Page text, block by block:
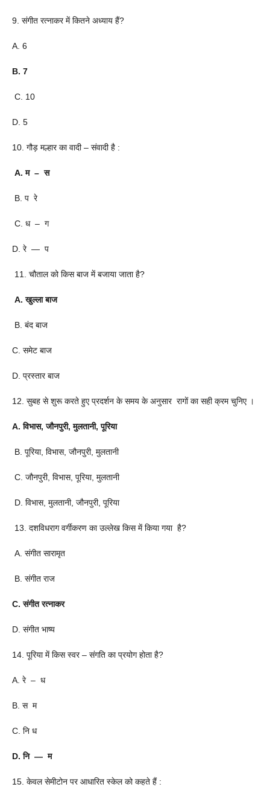
9. संगीत रत्नाकर में कितने अध्याय हैं?
A. 6
B. 7
C. 10
D. 5
10. गौड़ मल्हार का वादी – संवादी है :
A. म – स
B. प रे
C. ध – ग
D. रे ― प
11. चौताल को किस बाज में बजाया जाता है?
A. खुल्ला बाज
B. बंद बाज
C. समेट बाज
D. प्रस्तार बाज
12. सुबह से शुरू करते हुए प्रदर्शन के समय के अनुसार रागों का सही क्रम चुनिए ।
A. विभास, जौनपुरी, मुलतानी, पूरिया
B. पूरिया, विभास, जौनपुरी, मुलतानी
C. जौनपुरी, विभास, पूरिया, मुलतानी
D. विभास, मुलतानी, जौनपुरी, पूरिया
13. दशविधराग वर्गीकरण का उल्लेख किस में किया गया है?
A. संगीत सारामृत
B. संगीत राज
C. संगीत रत्नाकर
D. संगीत भाष्य
14. पूरिया में किस स्वर – संगति का प्रयोग होता है?
A. रे – ध
B. स म
C. नि ध
D. नि ― म
15. केवल सेमीटोन पर आधारित स्केल को कहते हैं :